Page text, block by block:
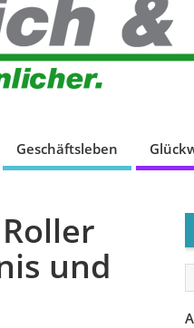
Geschäftsleben
und